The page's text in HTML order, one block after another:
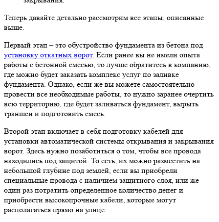
Теперь давайте детально рассмотрим все этапы, описанные
выше.
Первый этап – это обустройство фундамента из бетона под
установку откатных ворот. Если ранее вы не имели опыта
работы с бетонной смесью, то лучше обратитесь в компанию,
где можно будет заказать комплекс услуг по заливке
фундамента. Однако, если же вы можете самостоятельно
провести все необходимые работы, то нужно заранее очертить
всю территорию, где будет заливаться фундамент, вырыть
траншеи и подготовить смесь.
Второй этап включает в себя подготовку кабелей для
установки автоматической системы открывания и закрывания
ворот. Здесь нужно позаботиться о том, чтобы все провода
находились под защитой. То есть, их можно разместить на
небольшой глубине под землей, если вы приобрели
специальные провода с наличием защитного слоя, или же
один раз потратить определенное количество денег и
приобрести высокопрочные кабели, которые могут
располагаться прямо на улице.